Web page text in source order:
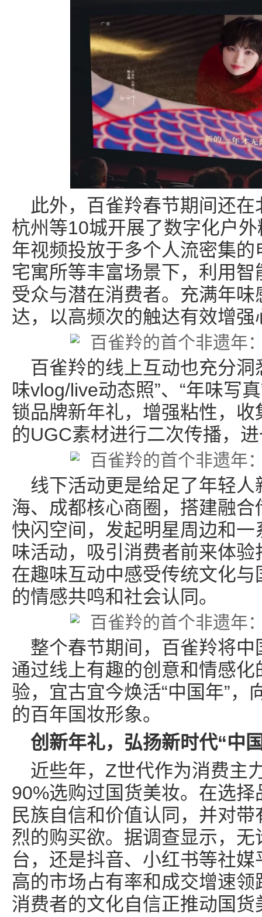
此外，百雀羚春节期间还
杭州等10城开展了数字化户
年视频投放于多个人流密集
宅寓所等丰富场景下，利用
受众与潜在消费者。充满年
达，以高频次的触达有效增强
百雀羚的线上互动也充分
味vlog/live动态照”、“年味写
锁品牌新年礼，增强粘性，
的UGC素材进行二次传播，
线下活动更是给足了年轻
海、成都核心商圈，搭建融
快闪空间，发起明星周边和
味活动，吸引消费者前来体
在趣味互动中感受传统文化
的情感共鸣和社会认同。
整个春节期间，百雀羚将
通过线上有趣的创意和情感
验，宜古宜今焕活“中国年”
的百年国妆形象。
创新年礼， 弘扬新时代“中
近些年，Z世代作为消费主
90%选购过国货美妆。在选
民族自信和价值认同，并对
烈的购买欲。据调查显示，
台，还是抖音、小红书等社
高的市场占有率和成交增速
消费者的文化自信正推动国